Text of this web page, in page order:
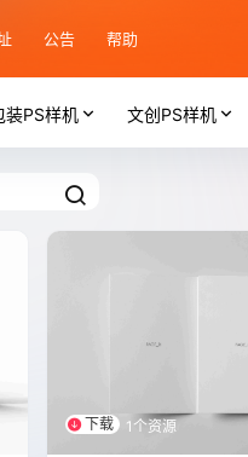
公告 帮助
装PS样机 文创PS样机
下载 1个资源